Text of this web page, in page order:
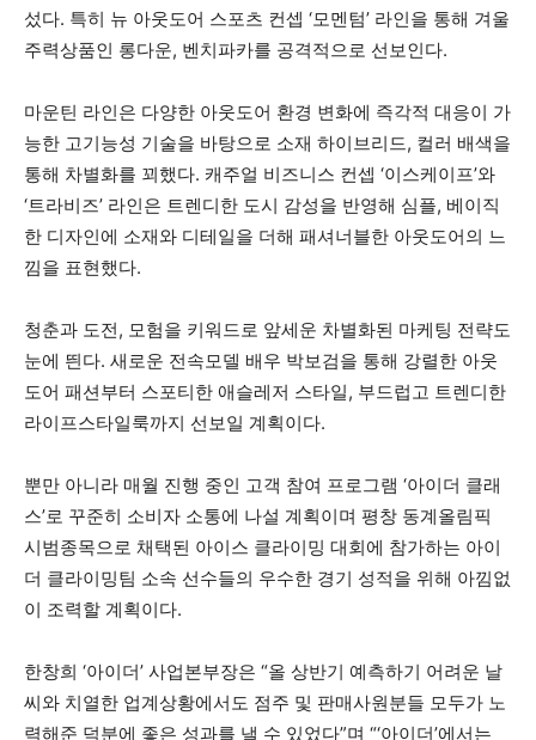
섰다. 특히 뉴 아웃도어 스포츠 컨셉 ‘모멘텀’ 라인을 통해 겨울
주력상품인 롱다운, 벤치파카를 공격적으로 선보인다.
마운틴 라인은 다양한 아웃도어 환경 변화에 즉각적 대응이 가
능한 고기능성 기술을 바탕으로 소재 하이브리드, 컬러 배색을
통해 차별화를 꾀했다. 캐주얼 비즈니스 컨셉 ‘이스케이프’와
‘트라비즈’ 라인은 트렌디한 도시 감성을 반영해 심플, 베이직
한 디자인에 소재와 디테일을 더해 패셔너블한 아웃도어의 느
낌을 표현했다.
청춘과 도전, 모험을 키워드로 앞세운 차별화된 마케팅 전략도
눈에 띈다. 새로운 전속모델 배우 박보검을 통해 강렬한 아웃
도어 패션부터 스포티한 애슬레저 스타일, 부드럽고 트렌디한
라이프스타일룩까지 선보일 계획이다.
뿐만 아니라 매월 진행 중인 고객 참여 프로그램 ‘아이더 클래
스’로 꾸준히 소비자 소통에 나설 계획이며 평창 동계올림픽
시범종목으로 채택된 아이스 클라이밍 대회에 참가하는 아이
더 클라이밍팀 소속 선수들의 우수한 경기 성적을 위해 아낌없
이 조력할 계획이다.
한창희 ‘아이더’ 사업본부장은 “올 상반기 예측하기 어려운 날
씨와 치열한 업계상황에서도 점주 및 판매사원분들 모두가 노
력해준 덕분에 좋은 성과를 낼 수 있었다”며 “‘아이더’에서는